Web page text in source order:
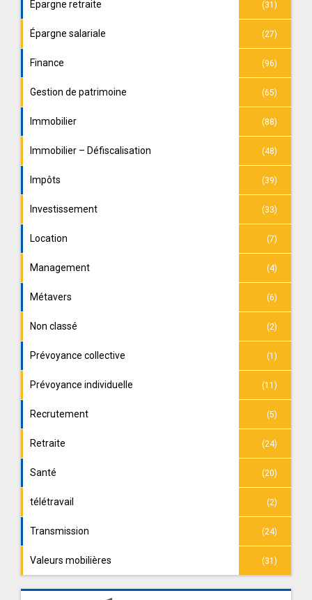
Épargne retraite (31)
Épargne salariale (27)
Finance (96)
Gestion de patrimoine (65)
Immobilier (88)
Immobilier – Défiscalisation (48)
Impôts (39)
Investissement (33)
Location (7)
Management (4)
Métavers (6)
Non classé (2)
Prévoyance collective (1)
Prévoyance individuelle (11)
Recrutement (5)
Retraite (24)
Santé (20)
télétravail (2)
Transmission (24)
Valeurs mobilières (31)